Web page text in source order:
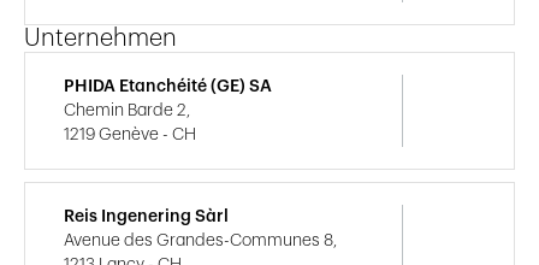
Unternehmen
PHIDA Etanchéité (GE) SA
Chemin Barde 2,
1219 Genève - CH
Reis Ingenering Sàrl
Avenue des Grandes-Communes 8,